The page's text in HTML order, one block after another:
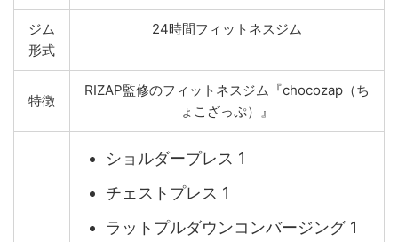
ジム
形式
24時間フィットネスジム
特徴
RIZAP監修のフィットネスジム『chocozap（ち
ょこざっぷ）』
ショルダープレス 1
チェストプレス 1
ラットプルダウンコンバージング 1